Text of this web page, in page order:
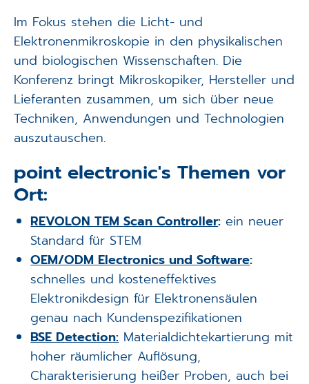
Im Fokus stehen die Licht- und
Elektronenmikroskopie in den physikalischen
und biologischen Wissenschaften. Die
Konferenz bringt Mikroskopiker, Hersteller und
Lieferanten zusammen, um sich über neue
Techniken, Anwendungen und Technologien
auszutauschen.
point electronic's Themen vor
Ort:
REVOLON TEM Scan Controller: ein neuer
Standard für STEM
OEM/ODM Electronics und Software:
schnelles und kosteneffektives
Elektronikdesign für Elektronensäulen
genau nach Kundenspezifikationen
BSE Detection:Materialdichtekartierung mit
hoher räumlicher Auflösung,
Charakterisierung heißer Proben, auch bei